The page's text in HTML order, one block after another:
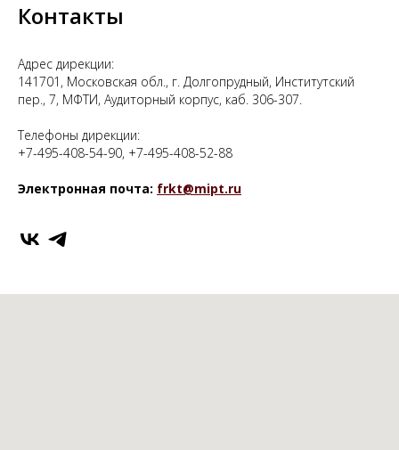
Контакты
Адрес дирекции:
141701, Московская обл., г. Долгопрудный, Институтский
пер., 7, МФТИ, Аудиторный корпус, каб. 306-307.
Телефоны дирекции:
+7-495-408-54-90, +7-495-408-52-88
Электронная почта: frkt@mipt.ru